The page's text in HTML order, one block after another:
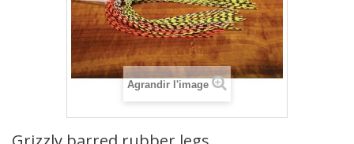
Agrandir l'image